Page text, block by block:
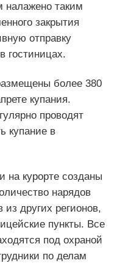
налажено таким
закрытия
отправку
гостиницах.
более 380
купания.
проводят
купание в
на курорте созданы
нарядов
из других регионов,
пункты. Все
под охраной
по делам